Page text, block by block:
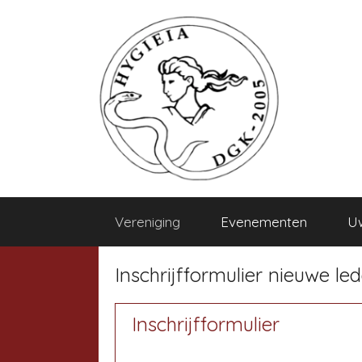
Vereniging Evenementen
Inschrijfformulier nieuwe
Inschrijfformulier